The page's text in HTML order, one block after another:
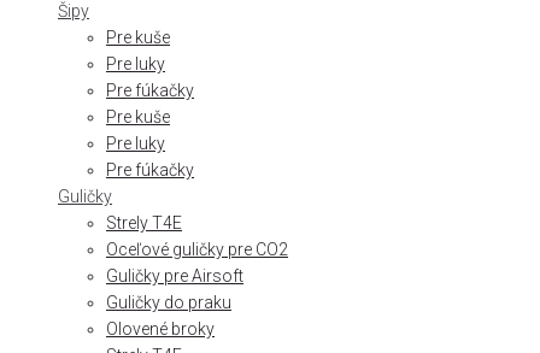
Šipy
Pre kuše
Pre luky
Pre fúkačky
Pre kuše
Pre luky
Pre fúkačky
Guličky
Strely T4E
Oceľové guličky pre CO2
Guličky pre Airsoft
Guličky do praku
Olovené broky